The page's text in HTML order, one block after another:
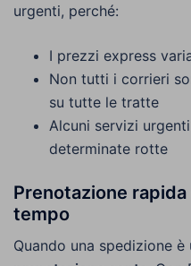
urgenti, perché:
I prezzi express
Non tutti i corrieri
su tutte le tratte
Alcuni servizi
determinate rotte
Prenotazione
tempo
Quando una spedizione è